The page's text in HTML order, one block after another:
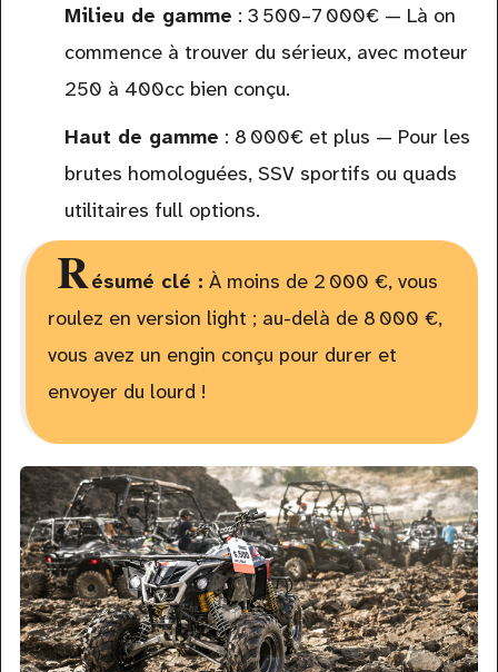
Milieu de gamme : 3 500–7 000€ — Là on
commence à trouver du sérieux, avec moteur
250 à 400cc bien conçu.
Haut de gamme : 8 000€ et plus — Pour les
brutes homologuées, SSV sportifs ou quads
utilitaires full options.
Résumé clé : À moins de 2 000 €, vous
roulez en version light ; au-delà de 8 000 €,
vous avez un engin conçu pour durer et
envoyer du lourd !